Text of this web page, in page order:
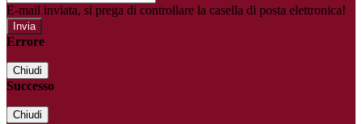
E-mail inviata, si prega di controllare la casella di posta elettronica!
Errore
Chiudi
Successo
Chiudi